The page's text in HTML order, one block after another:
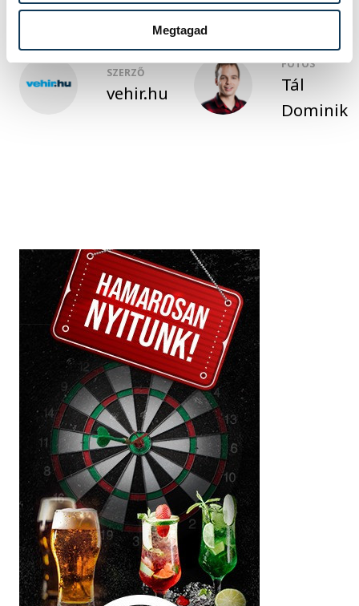
Megtagad
SZERZŐ
vehir.hu
FOTÓS
Tál
Dominik